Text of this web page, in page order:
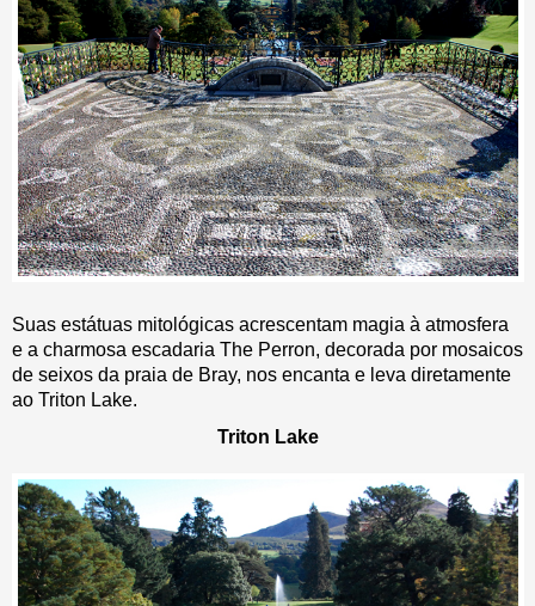
Suas estátuas mitológicas acrescentam magia à atmosfera
e a charmosa escadaria The Perron, decorada por mosaicos
de seixos da praia de Bray, nos encanta e leva diretamente
ao Triton Lake.
Triton Lake